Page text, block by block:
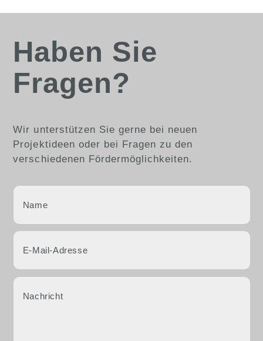
Haben Sie
Fragen?
Wir unterstützen Sie gerne bei neuen
Projektideen oder bei Fragen zu den
verschiedenen Fördermöglichkeiten.